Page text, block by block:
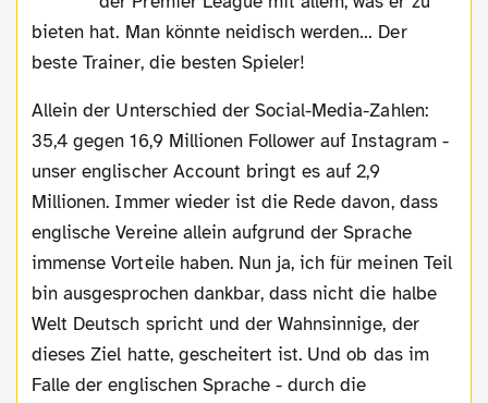
bieten hat. Man könnte neidisch werden… Der
beste Trainer, die besten Spieler!
Allein der Unterschied der Social-Media-Zahlen:
35,4 gegen 16,9 Millionen Follower auf Instagram -
unser englischer Account bringt es auf 2,9
Millionen. Immer wieder ist die Rede davon, dass
englische Vereine allein aufgrund der Sprache
immense Vorteile haben. Nun ja, ich für meinen Teil
bin ausgesprochen dankbar, dass nicht die halbe
Welt Deutsch spricht und der Wahnsinnige, der
dieses Ziel hatte, gescheitert ist. Und ob das im
Falle der englischen Sprache - durch die